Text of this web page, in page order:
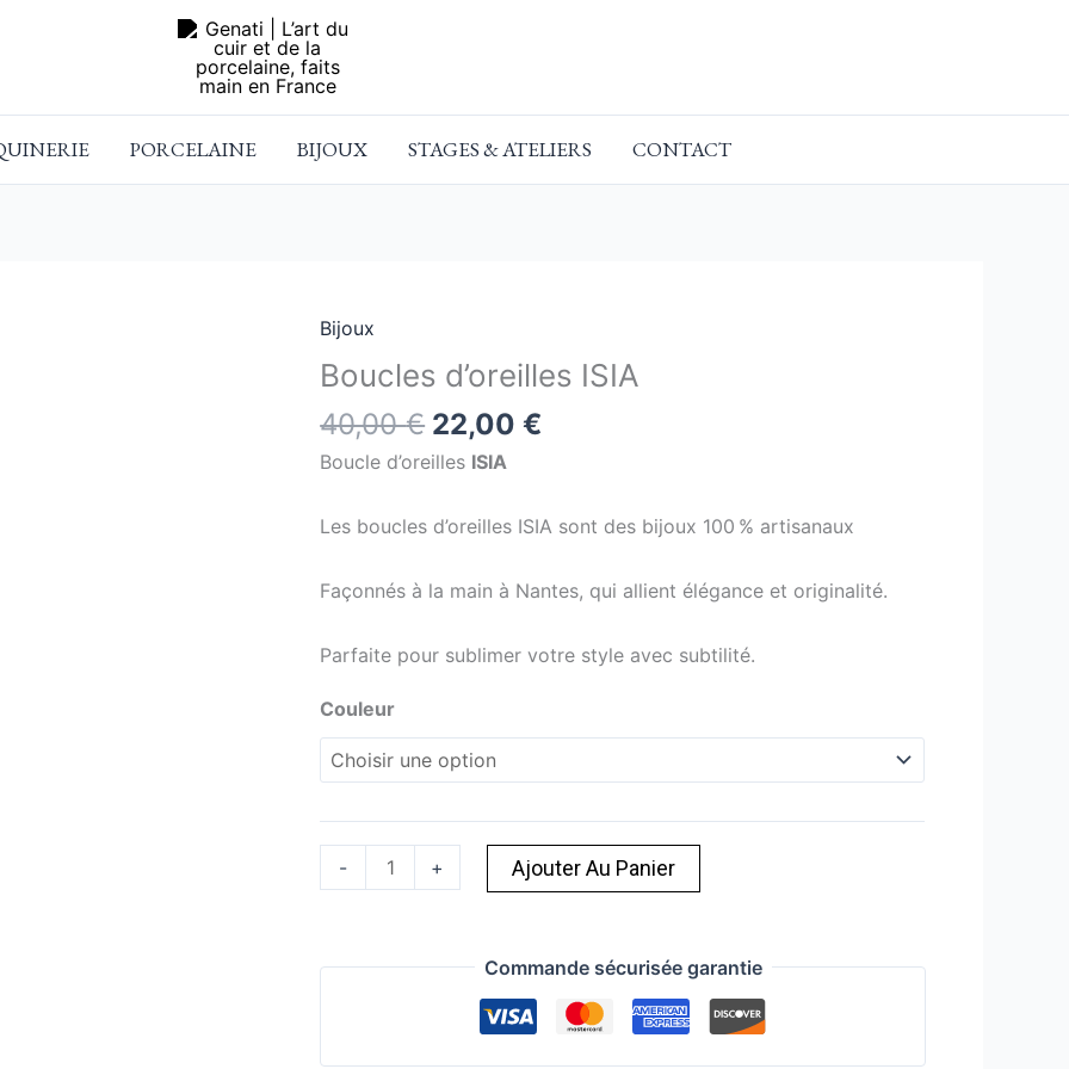
PORCELAINE BIJOUX STAGES & ATELIERS CONTACT
Bijoux
Boucles d’oreilles ISIA
40,00€
prix
initial
était :
40,00 €.
22,00€
prix
actuel
Boucle d’oreilles ISIA
Les boucles d’oreilles ISIA sont des bijoux 100 % artisanaux
Façonnés à la main à Nantes, qui allient élégance et originalité.
Parfaite pour sublimer votre style avec subtilité.
Couleur
-
quantité
de
Boucles
d'oreilles
ISIA
+ Ajouter Au Panier
Commande sécurisée garantie